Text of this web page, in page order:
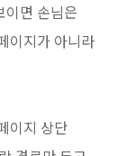
이면 손님은
이지가 아니라
이지 상단